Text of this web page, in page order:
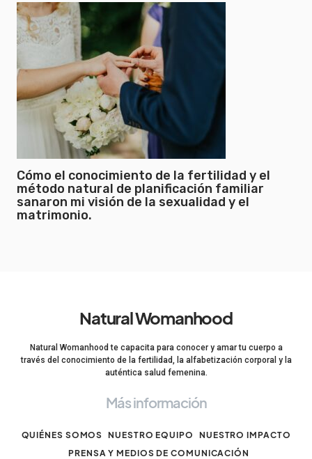
Cómo el conocimiento de la fertilidad y el
método natural de planificación familiar
sanaron mi visión de la sexualidad y el
matrimonio.
Natural Womanhood
Natural Womanhood te capacita para conocer y amar tu cuerpo a
través del conocimiento de la fertilidad, la alfabetización corporal y la
auténtica salud femenina.
Más información
QUIÉNES SOMOS NUESTRO EQUIPO
NUESTRO IMPACTO
PRENSA Y MEDIOS DE COMUNICACIÓN